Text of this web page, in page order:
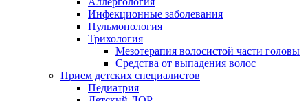
Инфекционные заболевания
Пульмонология
Трихология
Мезотерапия волосистой части головы
Средства от выпадения волос
Прием детских специалистов
Педиатрия